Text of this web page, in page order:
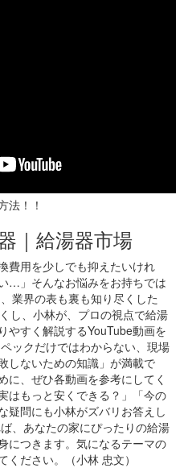
法！！
｜給湯器市場
費用を少しでも抑えたいけれ
…」そんなお悩みをお持ちでは
業界の表も裏も知り尽くした
し、小林が、プロの視点で給湯
やすく解説するYouTube動画を
ックだけではわからない、現場
しないための知識」が満載で
に、ぜひ各動画を参考にしてく
はもっと安くできる？」「今の
疑問にも小林がズバリお答えし
、あなたの家にぴったりの給湯
につきます。気になるテーマの
ださい。（小林 忠文）